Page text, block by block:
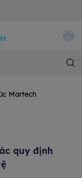
Martech
quy định